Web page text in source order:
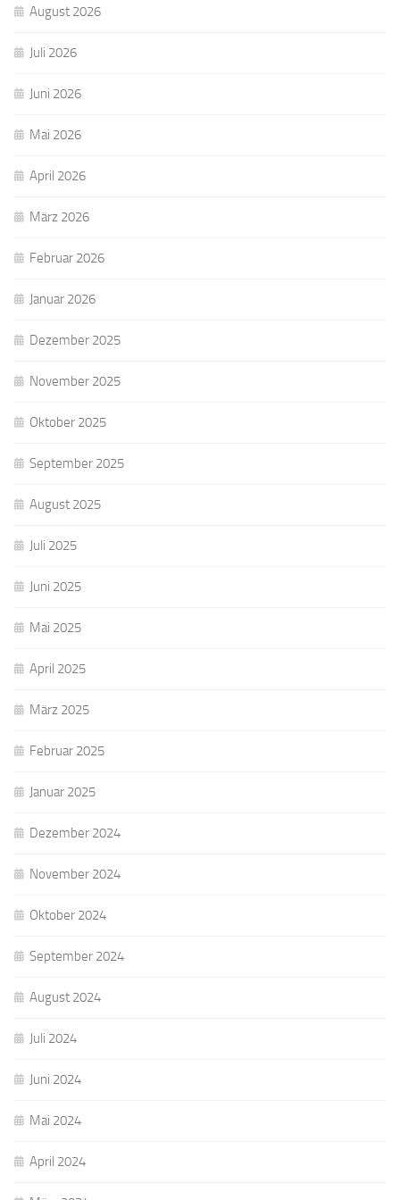
August 2026
Juli 2026
Juni 2026
Mai 2026
April 2026
März 2026
Februar 2026
Januar 2026
Dezember 2025
November 2025
Oktober 2025
September 2025
August 2025
Juli 2025
Juni 2025
Mai 2025
April 2025
März 2025
Februar 2025
Januar 2025
Dezember 2024
November 2024
Oktober 2024
September 2024
August 2024
Juli 2024
Juni 2024
Mai 2024
April 2024